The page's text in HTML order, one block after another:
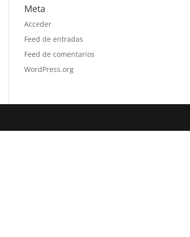
Meta
Acceder
Feed de entradas
Feed de comentarios
WordPress.org